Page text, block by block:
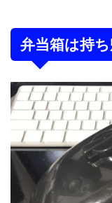
弁当箱は持